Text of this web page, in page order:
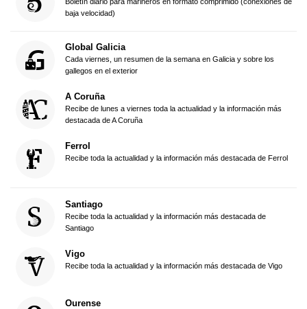
baja velocidad)
Global Galicia
Cada viernes, un resumen de la semana en Galicia y sobre los
gallegos en el exterior
A Coruña
Recibe de lunes a viernes toda la actualidad y la información más
destacada de A Coruña
Ferrol
Recibe toda la actualidad y la información más destacada de Ferrol
Santiago
Recibe toda la actualidad y la información más destacada de
Santiago
Vigo
Recibe toda la actualidad y la información más destacada de Vigo
Ourense